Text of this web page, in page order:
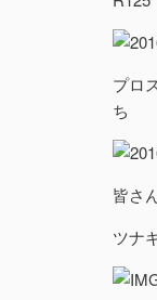
プロ
ち
皆さ
ツナ